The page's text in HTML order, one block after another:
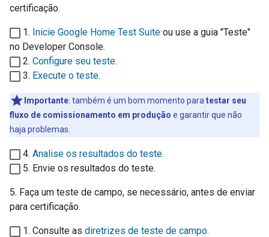
certificação.
1. Inicie Google Home Test Suite ou use a guia "Teste"
no Developer Console.
2. Configure seu teste.
3. Execute o teste.
Importante: também é um bom momento para testar seu
fluxo de comissionamento em produção e garantir que não
haja problemas.
4. Analise os resultados do teste.
5. Envie os resultados do teste.
5. Faça um teste de campo, se necessário, antes de enviar
para certificação.
1. Consulte as diretrizes de teste de campo.